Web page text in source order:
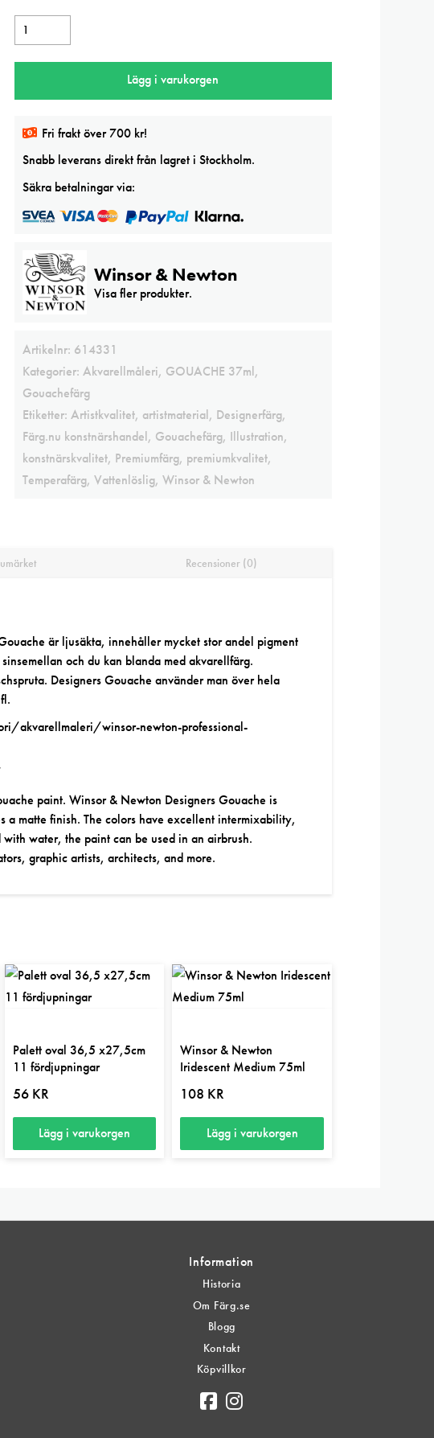
W&N
Ivory
37ml
mängd
Lägg i varukorgen
Fri frakt över 700 kr!
Snabb leverans direkt från lagret i Stockholm.
Säkra betalningar via:
Winsor & Newton
Visa fler produkter.
Artikelnr: 614331
Kategorier: Akvarellmåleri, GOUACHE 37ml,
Gouachefärg
Etiketter: Artistkvalitet, artistmaterial, Designerfärg,
Färg.nu konstnärshandel, Gouachefärg, Illustration,
konstnärskvalitet, Premiumfärg, premiumkvalitet,
Temperafärg, Vattenlöslig, Winsor & Newton
Recensioner (0)
är ljusäkta, innehåller mycket stor andel pigment
och du kan blanda med akvarellfärg.
Designers Gouache använder man över hela
akvarellmaleri/winsor-newton-professional-
paint. Winsor & Newton Designers Gouache is
matte finish. The colors have excellent intermixability,
water, the paint can be used in an airbrush.
graphic artists, architects, and more.
Palett oval 36,5 x27,5cm
11 fördjupningar
56 KR
Lägg i varukorgen
Winsor & Newton
Iridescent Medium 75ml
108 KR
Lägg i varukorgen
Information
Historia
Om Färg.se
Blogg
Kontakt
Köpvillkor